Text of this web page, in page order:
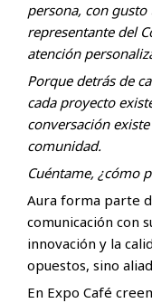
persona, con
representante del
atención
Porque detrás de
cada proyecto
conversación
comunidad.
Cuéntame, ¿cómo
Aura forma parte
comunicación con
innovación y la
opuestos, sino
En Expo Café